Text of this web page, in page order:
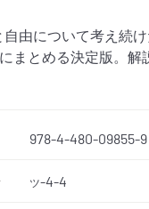
由について考え続
まとめる決定版。
978-4-480-09855-9
ツ-4-4